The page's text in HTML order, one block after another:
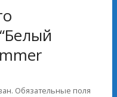
Обязательные поля